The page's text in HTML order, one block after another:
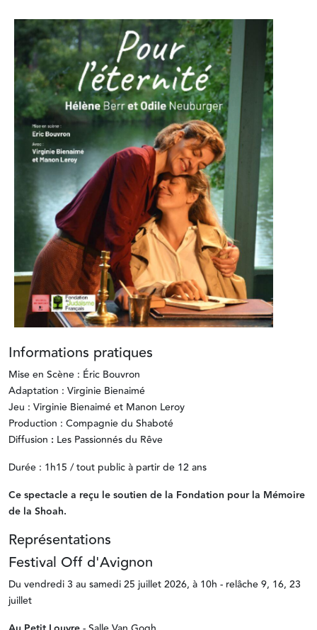
Informations pratiques
Mise en Scène : Éric Bouvron
Adaptation : Virginie Bienaimé
Jeu : Virginie Bienaimé et Manon Leroy
Production : Compagnie du Shaboté
Diffusion : Les Passionnés du Rêve
Durée : 1h15 / tout public à partir de 12 ans
Ce spectacle a reçu le soutien de la Fondation pour la Mémoire
de la Shoah.
Représentations
Festival Off d'Avignon
Du vendredi 3 au samedi 25 juillet 2026, à 10h - relâche 9, 16, 23
juillet